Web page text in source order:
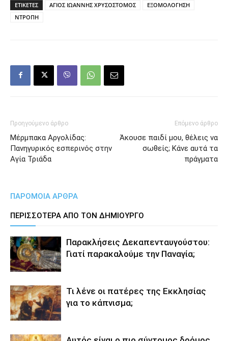
ΕΤΙΚΕΤΕΣ ΑΓΙΟΣ ΙΩΑΝΝΗΣ ΧΡΥΣΟΣΤΟΜΟΣ
ΕΞΟΜΟΛΟΓΗΣΗ
ΝΤΡΟΠΗ
Προηγούμενο άρθρο
Μέρμπακα Αργολίδας:
Πανηγυρικός εσπερινός στην
Αγία Τριάδα
Επόμενο άρθρο
Άκουσε παιδί μου, θέλεις να
σωθείς; Κάνε αυτά τα
πράγματα
ΠΑΡΟΜΟΙΑ ΑΡΘΡΑ
ΠΕΡΙΣΣΟΤΕΡΑ ΑΠΟ ΤΟΝ ΔΗΜΙΟΥΡΓΟ
Παρακλήσεις Δεκαπενταυγούστου:
Γιατί παρακαλούμε την Παναγία;
Τι λένε οι πατέρες της Εκκλησίας
για το κάπνισμα;